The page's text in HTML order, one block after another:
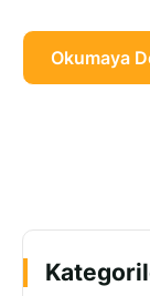
Okumaya